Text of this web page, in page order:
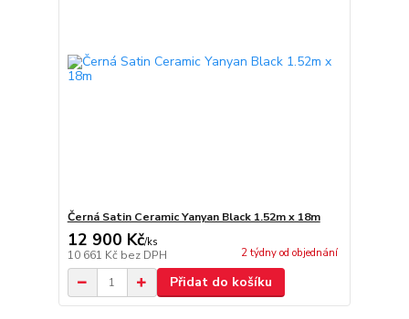
Černá Satin Ceramic Yanyan Black 1.52m x 18m
12 900 Kč/ks
10 661 Kč bez DPH 2 týdny od objednání
Přidat do košíku